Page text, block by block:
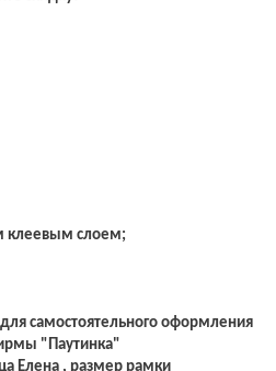
клеевым слоем;
самостоятельного оформления
"Паутинка"
Елена , размер рамки